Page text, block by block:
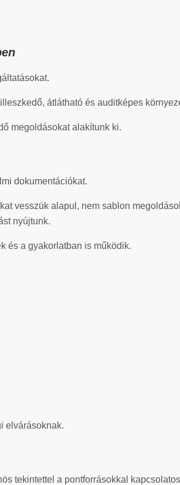
átlátható és auditképes
megoldásokat alakítunk ki.
dokumentációkat.
vesszük alapul, nem sablon
nyújtunk.
és a gyakorlatban is működik.
elvárásoknak.
tekintettel a pontforrásokkal